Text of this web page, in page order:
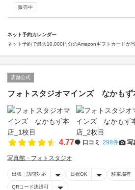
販売中
ネット予約カレンダー
ネット予約で最大10,000円分のAmazonギフトカードが当
店舗公式
フォトスタジオマインズ なかもず
4.77 口コミ 298件 写
写真館・フォトスタジオ
出張・訪問対応 日祝OK 駐車場有
QRコード決済可